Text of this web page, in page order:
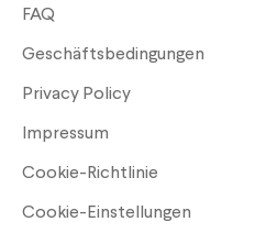
FAQ
Geschäftsbedingungen
Privacy Policy
Impressum
Cookie-Richtlinie
Cookie-Einstellungen